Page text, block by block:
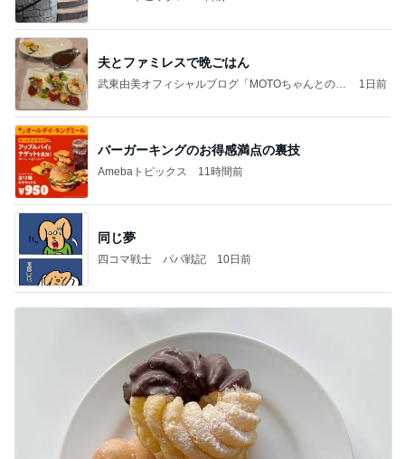
夫とファミレスで晩ごはん
武東由美オフィシャルブログ「MOTOちゃんとのは
1日前
バーガーキングのお得感満点の裏技
Amebaトピックス 11時間前
同じ夢
四コマ戦士 パパ戦記 10日前